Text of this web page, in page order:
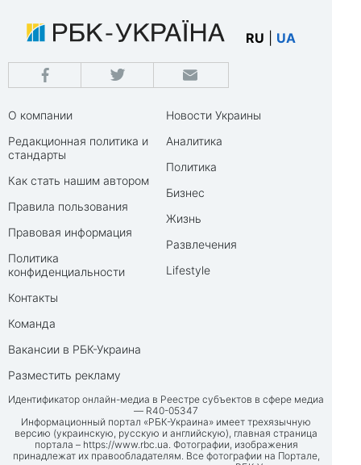
RU UA
О компании
Редакционная политика и
стандарты
Как стать нашим автором
Правила пользования
Правовая информация
Политика
конфиденциальности
Контакты
Команда
Вакансии в РБК-Украина
Разместить рекламу
Новости Украины
Аналитика
Политика
Бизнес
Жизнь
Развлечения
Lifestyle
Идентификатор онлайн-медиа в Реестре субъектов в сфере медиа
— R40-05347
Информационный портал «РБК-Украина» имеет трехязычную
версию (украинскую, русскую и английскую), главная страница
портала – https://www.rbc.ua. Фотографии, изображения
принадлежат их правообладателям. Все фотографии на Портале,